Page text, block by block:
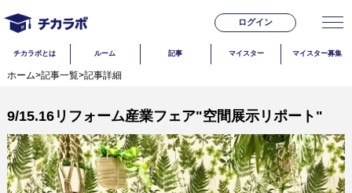
ログイン
チカラボとは ルーム 記事 マイスター マイスター募集
ホーム>記事一覧>記事詳細
9/15.16リフォーム産業フェア"空間展示リポート"